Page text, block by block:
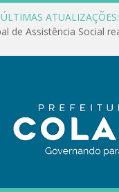
ÚLTIMAS ATUALIZAÇÕES: